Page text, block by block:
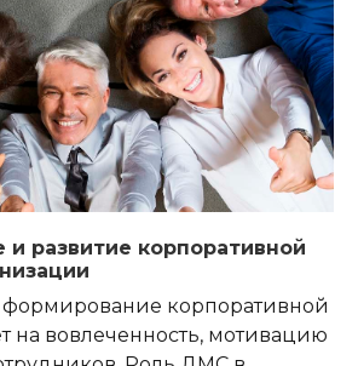
развитие корпоративной
формирование корпоративной
на вовлеченность, мотивацию